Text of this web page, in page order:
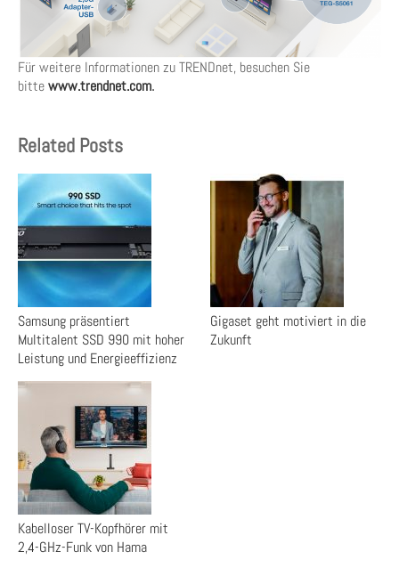
Für weitere Informationen zu TRENDnet, besuchen Sie
bittewww.trendnet.com.
Related Posts
Samsung präsentiert
Multitalent SSD 990 mit hoher
Leistung und Energieeffizienz
Gigaset geht motiviert in die
Zukunft
Kabelloser TV-Kopfhörer mit
2,4-GHz-Funk von Hama